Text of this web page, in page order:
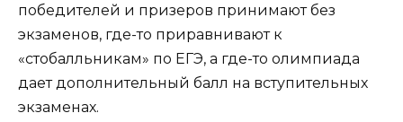
победителей и призеров принимают без
экзаменов, где-то приравнивают к
«стобалльникам» по ЕГЭ, а где-то олимпиада
дает дополнительный балл на вступительных
экзаменах.